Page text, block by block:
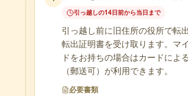
引っ越しの14日前から当日まで
引っ越し前に旧住所の役所で転
転出証明書を受け取ります。マ
ドをお持ちの場合はカードによ
（郵送可）が利用できます。
必要書類